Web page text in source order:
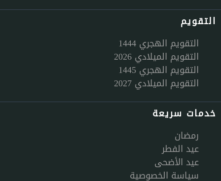
التقويم
التقويم الهجري 1444
التقويم الميلادي 2026
التقويم الهجري 1445
التقويم الميلادي 2027
خدمات سريعة
رمضان
عيد الفطر
عيد الأضحى
سياسة الخصوصية